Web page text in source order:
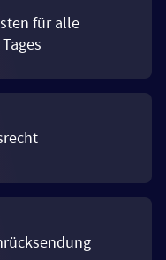
für alle